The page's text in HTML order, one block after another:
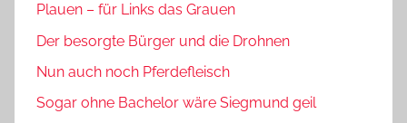
Plauen – für Links das Grauen
Der besorgte Bürger und die Drohnen
Nun auch noch Pferdefleisch
Sogar ohne Bachelor wäre Siegmund geil